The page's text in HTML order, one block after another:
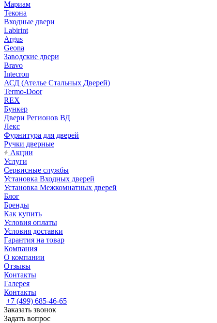
Мариам
Текона
Входные двери
Labirint
Argus
Geona
Заводские двери
Bravo
Intecron
АСД (Ателье Стальных Дверей)
Termo-Door
REX
Бункер
Двери Регионов ВД
Лекс
Фурнитура для дверей
Ручки дверные
Акции
Услуги
Сервисные службы
Установка Входных дверей
Установка Межкомнатных дверей
Блог
Бренды
Как купить
Условия оплаты
Условия доставки
Гарантия на товар
Компания
О компании
Отзывы
Контакты
Галерея
Контакты
+7 (499) 685-46-65
Заказать звонок
Задать вопрос